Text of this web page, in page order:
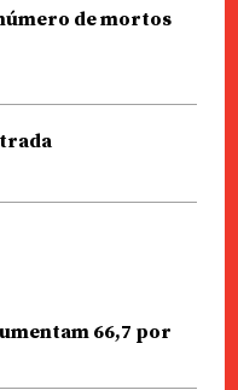
de mortos
66,7 por